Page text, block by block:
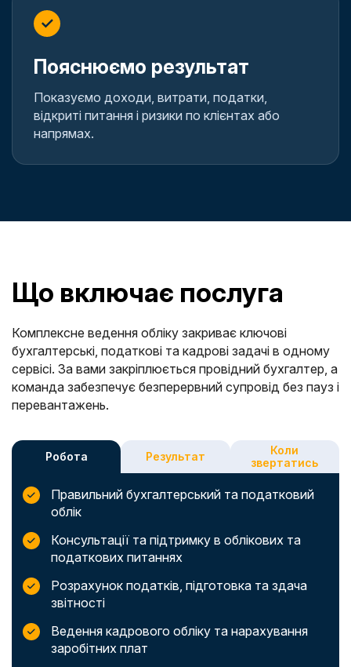
✓
Пояснюємо результат
Показуємо доходи, витрати, податки,
відкриті питання і ризики по клієнтах або
напрямах.
Що включає послуга
Комплексне ведення обліку закриває ключові
бухгалтерські, податкові та кадрові задачі в одному
сервісі. За вами закріплюється провідний бухгалтер, а
команда забезпечує безперервний супровід без пауз і
перевантажень.
Робота Результат
Коли
звертатись
Правильний бухгалтерський та податковий
облік
Консультації та підтримку в облікових та
податкових питаннях
Розрахунок податків, підготовка та здача
звітності
Ведення кадрового обліку та нарахування
заробітних плат